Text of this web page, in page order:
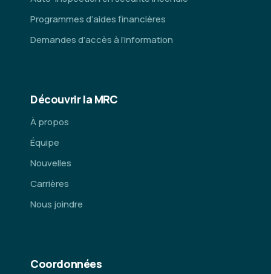
Programmes d’aides financières
Demandes d’accès à l’information
Découvrir la MRC
À propos
Équipe
Nouvelles
Carrières
Nous joindre
Coordonnées